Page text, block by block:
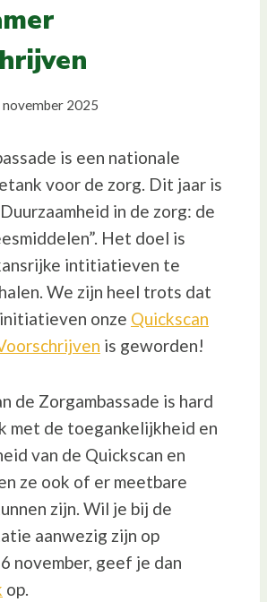
november 2025
is een nationale
voor de zorg. Dit jaar is
in de zorg: de
Het doel is
intitiatieven te
We zijn heel trots dat
onze Quickscan
is geworden!
de Zorgambassade is hard
met de toegankelijkheid en
van de Quickscan en
ze ook of er meetbare
zijn. Wil je bij de
aanwezig zijn op
november, geef je dan
op.